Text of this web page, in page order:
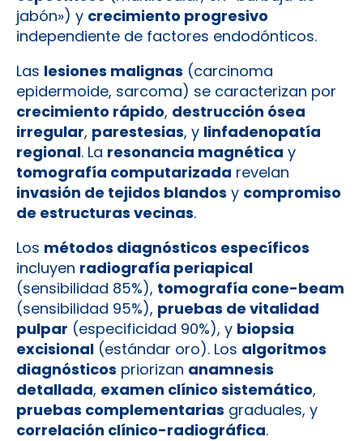
jabón») y crecimiento progresivo
independiente de factores endodónticos.
Las lesiones malignas (carcinoma
epidermoide, sarcoma) se caracterizan por
crecimiento rápido, destrucción ósea
irregular, parestesias, y linfadenopatía
regional. La resonancia magnética y
tomografía computarizada revelan
invasión de tejidos blandos y compromiso
de estructuras vecinas.
Los métodos diagnósticos específicos
incluyen radiografía periapical
(sensibilidad 85%), tomografía cone-beam
(sensibilidad 95%), pruebas de vitalidad
pulpar (especificidad 90%), y biopsia
excisional (estándar oro). Los algoritmos
diagnósticos priorizan anamnesis
detallada, examen clínico sistemático,
pruebas complementarias graduales, y
correlación clínico-radiográfica.